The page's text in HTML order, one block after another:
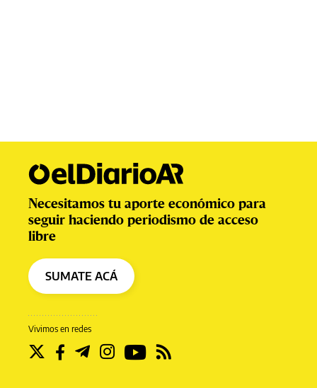
Vivimos en redes
Necesitamos tu aporte económico para
seguir haciendo periodismo de acceso
libre
SUMATE ACÁ